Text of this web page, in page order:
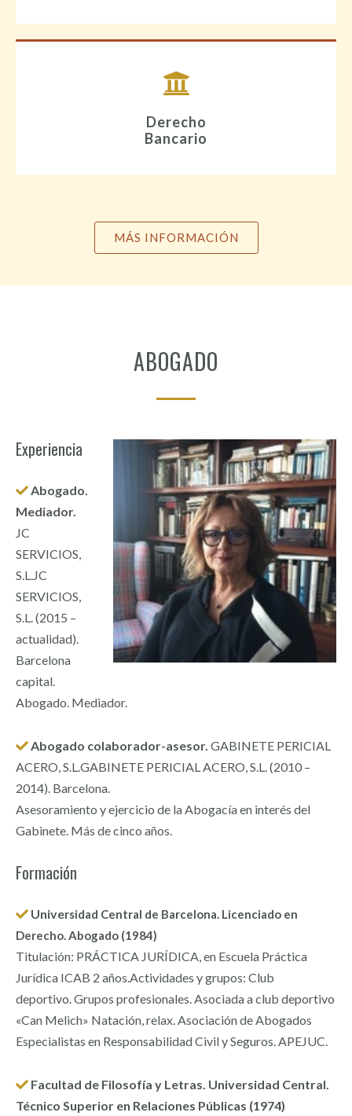
Derecho
Bancario
MÁS INFORMACIÓN
ABOGADO
Experiencia
Abogado.
Mediador.
JC
SERVICIOS,
S.L.JC
SERVICIOS,
S.L. (2015 –
actualidad).
Barcelona
capital.
Abogado. Mediador.
Abogado colaborador-asesor. GABINETE PERICIAL
ACERO, S.L.GABINETE PERICIAL ACERO, S.L. (2010 –
2014). Barcelona.
Asesoramiento y ejercicio de la Abogacía en interés del
Gabinete. Más de cinco años.
Formación
Universidad Central de Barcelona. Licenciado en
Derecho. Abogado (1984)
Titulación: PRÁCTICA JURÍDICA, en Escuela Práctica
Jurídica ICAB 2 años. Actividades y grupos: Club
deportivo. Grupos profesionales. Asociada a club deportivo
«Can Melich» Natación, relax. Asociación de Abogados
Especialistas en Responsabilidad Civil y Seguros. APEJUC.
Facultad de Filosofía y Letras. Universidad Central.
Técnico Superior en Relaciones Públicas (1974)